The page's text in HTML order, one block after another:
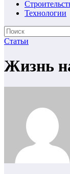
Технологии
Статьи
Жизнь